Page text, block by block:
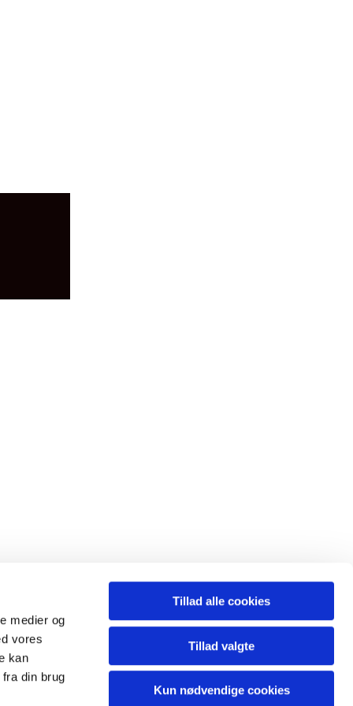
medier og
vores
kan
din brug
Tillad alle cookies
Tillad valgte
Kun nødvendige cookies